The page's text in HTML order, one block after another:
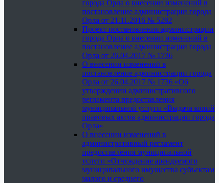
города Орла о внесении изменений в
постановление администрации города
Орла от 21.11.2016 № 5282
Проект постановления администрации
города Орла о внесении изменений в
постановление администрации города
Орла от 26.04.2017 № 1736
О внесении изменений в
постановление администрации города
Орла от 26.04.2017 № 1736 «Об
утверждении административного
регламента предоставления
муниципальной услуги «Выдача копий
правовых актов администрации города
Орла»
О внесении изменений в
административный регламент
предоставления муниципальной
услуги «Отчуждение арендуемого
муниципального имущества субъектам
малого и среднего